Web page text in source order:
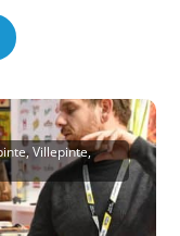
Villepinte,